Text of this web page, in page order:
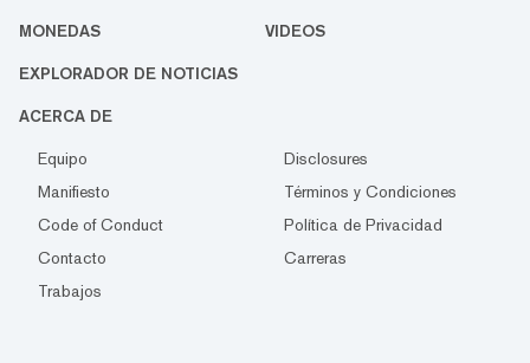
MONEDAS VIDEOS
EXPLORADOR DE NOTICIAS
ACERCA DE
Equipo
Disclosures
Manifiesto
Términos y Condiciones
Code of Conduct
Política de Privacidad
Contacto
Carreras
Trabajos